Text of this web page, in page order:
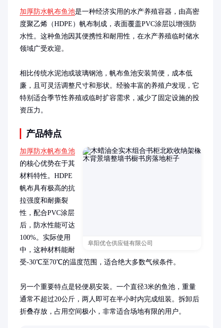
加厚防水帆布鱼池是一种经济实用的水产养殖容器，由高密
度聚乙烯（HDPE）帆布制成，表面覆盖PVC涂层以增强防
水性。这种鱼池因其便携性和耐用性，在水产养殖临时储水
领域广受欢迎。
相比传统水泥池或玻璃钢池，帆布鱼池安装简便，成本低
廉，且可灵活调整尺寸和形状。经验丰富的养殖户发现，它
特别适合季节性养殖或临时扩容需求，减少了固定设施的投
资压力。
产品特点
阜阳优仓供应链有限公司
加厚防水帆布鱼池
的核心优势在于其
材料特性。HDPE
帆布具有极高的抗
拉强度和耐撕裂
性，配合PVC涂层
后，防水性能可达
100%。实际使用
中，这种材料能耐
受-30℃至70℃的温度范围，适合绝大多数气候条件。
另一个重要特点是轻便易安装。一个直径3米的鱼池，重量
通常不超过20公斤，两人即可在半小时内完成组装。拆卸后
折叠存放，占用空间极小，非常适合场地有限的用户。